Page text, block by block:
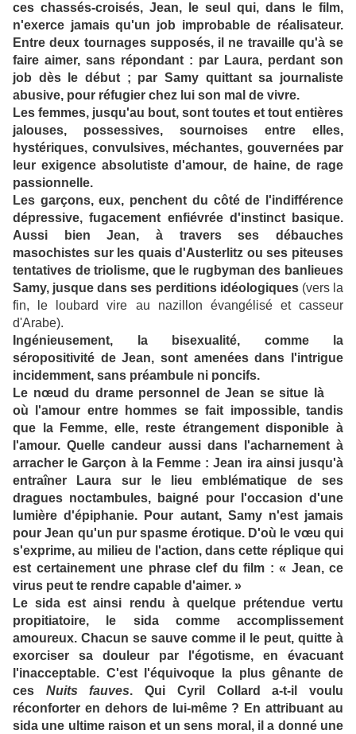
ces chassés-croisés, Jean, le seul qui, dans le film,
n'exerce jamais qu'un job improbable de réalisateur.
Entre deux tournages supposés, il ne travaille qu'à se
faire aimer, sans répondant : par Laura, perdant son
job dès le début ; par Samy quittant sa journaliste
abusive, pour réfugier chez lui son mal de vivre.
Les femmes, jusqu'au bout, sont toutes et tout entières
jalouses, possessives, sournoises entre elles,
hystériques, convulsives, méchantes, gouvernées par
leur exigence absolutiste d'amour, de haine, de rage
passionnelle.
Les garçons, eux, penchent du côté de l'indifférence
dépressive, fugacement enfiévrée d'instinct basique.
Aussi bien Jean, à travers ses débauches
masochistes sur les quais d'Austerlitz ou ses piteuses
tentatives de triolisme, que le rugbyman des banlieues
Samy, jusque dans ses perditions idéologiques(vers la
fin, le loubard vire au nazillon évangélisé et casseur
d'Arabe).
Ingénieusement, la bisexualité, comme la
séropositivité de Jean, sont amenées dans l'intrigue
incidemment, sans préambule ni poncifs.
Le nœud du drame personnel de Jean se situe là
où l'amour entre hommes se fait impossible, tandis
que la Femme, elle, reste étrangement disponible à
l'amour. Quelle candeur aussi dans l'acharnement à
arracher le Garçon à la Femme : Jean ira ainsi jusqu'à
entraîner Laura sur le lieu emblématique de ses
dragues noctambules, baigné pour l'occasion d'une
lumière d'épiphanie. Pour autant, Samy n'est jamais
pour Jean qu'un pur spasme érotique. D'où le vœu qui
s'exprime, au milieu de l'action, dans cette réplique qui
est certainement une phrase clef du film : « Jean, ce
virus peut te rendre capable d'aimer. »
Le sida est ainsi rendu à quelque prétendue vertu
propitiatoire, le sida comme accomplissement
amoureux. Chacun se sauve comme il le peut, quitte à
exorciser sa douleur par l'égotisme, en évacuant
l'inacceptable. C'est l'équivoque la plus gênante de
ces Nuits fauves. Qui Cyril Collard a-t-il voulu
réconforter en dehors de lui-même ? En attribuant au
sida une ultime raison et un sens moral, il a donné une